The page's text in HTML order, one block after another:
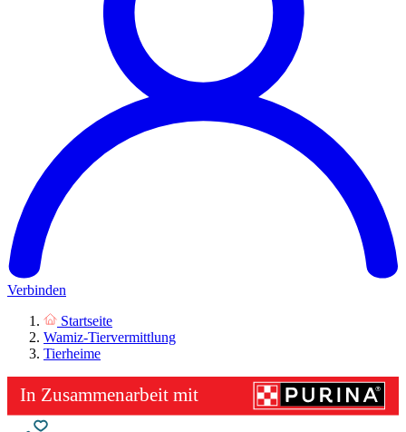
Verbinden
Startseite
Wamiz-Tiervermittlung
Tierheime